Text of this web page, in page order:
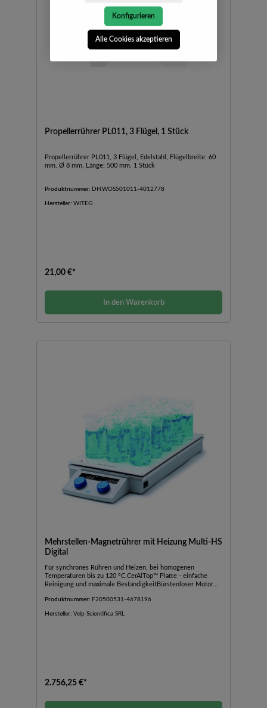
Propellerrührer PL011, 3 Flügel, 1 Stück
Propellerrührer PL011, 3 Flügel, Edelstahl, Flügelbreite: 60
mm, Ø 8 mm, Länge: 500 mm, 1 Stück
Produktnummer: DH.WOS501011-4012778
Hersteller: WITEG
21,00 €*
In den Warenkorb
Mehrstellen-Magnetrührer mit Heizung Multi-HS
Digital
Für synchrones Rühren und Heizen, bei homogenen
Temperaturen bis zu 120 °C.CerAlTop™ Platte - einfache
Reinigung und maximale BeständigkeitBürstenloser Motor
Technologie hält die Geschwindigkeit konstant, wenn sich
TemperaturanzeigeHeizplatte aus Aluminium mit
Produktnummer: F20500531-4678196
Hersteller: Velp Scientifica SRL
2.756,25 €*
Konfigurieren
Alle Cookies akzeptieren